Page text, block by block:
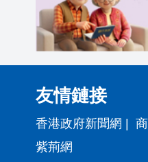
友情鏈接
香港政府新聞網 |
紫荊網